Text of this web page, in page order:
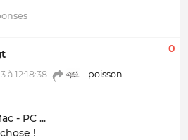
à 12:18:38 poisson
0
- PC ...
!